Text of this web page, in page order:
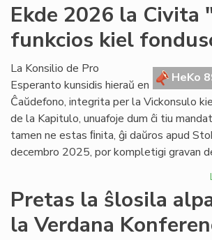
Ekde 2026 la Civita
funkcios kiel
HeKo
La Konsilio de Pro
Esperanto kunsidis hieraŭ en
Ĉaŭdefono, integrita per la Vickonsulo
de la Kapitulo, unuafoje dum ĉi tiu
tamen ne estas ﬁnita, ĝi daŭros apud
decembro 2025, por kompletigi gravan
Pretas la ŝlosila
la Verdana